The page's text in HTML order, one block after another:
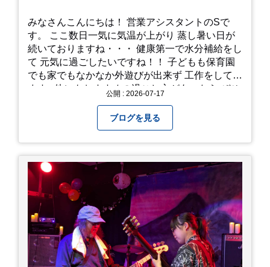
みなさんこんにちは！ 営業アシスタントのSで
す。 ここ数日一気に気温が上がり 蒸し暑い日が
続いておりますね・・・ 健康第一で水分補給をし
て 元気に過ごしたいですね！！ 子どもも保育園
でも家でもなかなか外遊びが出来ず 工作をしてい
ます♪ 他にもおすすめの過ごし方があったら ぜひ
公開 : 2026-07-17
ブログを見る